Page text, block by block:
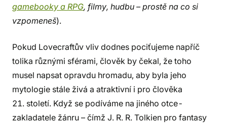
gamebooky a RPG, filmy, hudbu – prostě na co si
vzpomeneš).
Pokud Lovecraftův vliv dodnes pociťujeme napříč
tolika různými sférami, člověk by čekal, že toho
musel napsat opravdu hromadu, aby byla jeho
mytologie stále živá a atraktivní i pro člověka
21. století. Když se podíváme na jiného otce-
zakladatele žánru – čímž J. R. R. Tolkien pro fantasy